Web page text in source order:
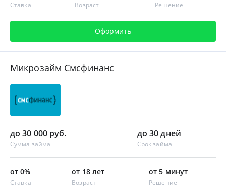
Ставка Возраст Решение
Оформить
Микрозайм Смсфинанс
до 30 000 руб.
Сумма займа
до 30 дней
Срок займа
от 0%
Ставка
от 18 лет
Возраст
от 5 минут
Решение